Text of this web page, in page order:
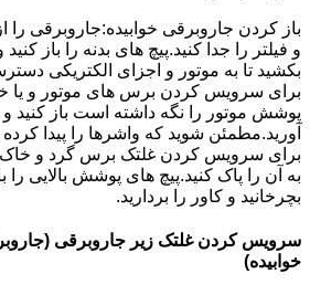
باز کردن جاروبرقی خوابیده:جاروبرقی را
و فیلتر را جدا کنید.پیچ های بدنه را باز
بکشید تا به موتور و اجزای الکتریکی
برای سرویس کردن برس های موتور و یا
پوشش موتور را نگه داشته است باز کنید و
آورید.مطمئن شوید که واشرها را پیدا
برای سرویس کردن غلتک برس گرد و خاک
به آن را پاک کنید.پیچ های پوشش بالایی را
بچرخانید و کاور را بردارید.
سرویس کردن غلتک زیر جاروبرقی
خوابیده)